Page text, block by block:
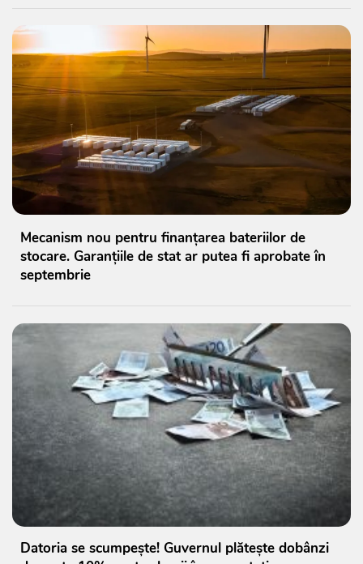
Mecanism nou pentru finanțarea bateriilor de
stocare. Garanțiile de stat ar putea fi aprobate în
septembrie
Datoria se scumpește! Guvernul plătește dobânzi